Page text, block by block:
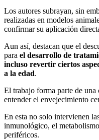
Los autores subrayan, sin
realizadas en modelos
confirmar su aplicación
Aun así, destacan que el
para el desarrollo de
incluso revertir ciertos
a la edad.
El trabajo forma parte de una
entender el envejecimiento
En esta no solo intervienen
inmunológico, el
periféricos.